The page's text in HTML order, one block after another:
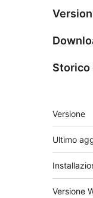
Storico
Meta
Versione
Ultimo
Versione